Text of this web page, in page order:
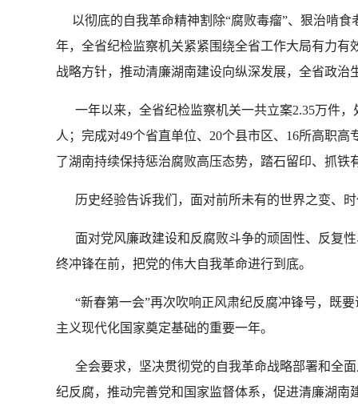
以彻底的自我革命精神割除“腐败毒瘤”、狠治啃食
年，全省纪检监察机关紧紧围绕全省工作大局有力
战略方针，推动清廉湖南建设向纵深发展，全省政
一年以来，全省纪检监察机关一共立案2.35万件，
人；完成对49个省直单位、20个县市区、16所高职
了湖南持续保持惩治腐败高压态势，踏石留印、抓铁
历史经验告诉我们，面对前所未有的世界之变、时
面对党风廉政建设和反腐败斗争的顽固性、反复性
终冲锋在前，把党的伟大自我革命进行到底。
“新春第一会”再次吹响正风肃纪反腐冲锋号，既要
主义现代化国家奠定基础的重要一年。
全会要求，坚决贯彻党的自我革命战略部署和全面
纪反腐，推动完善党和国家监督体系，促进清廉湖